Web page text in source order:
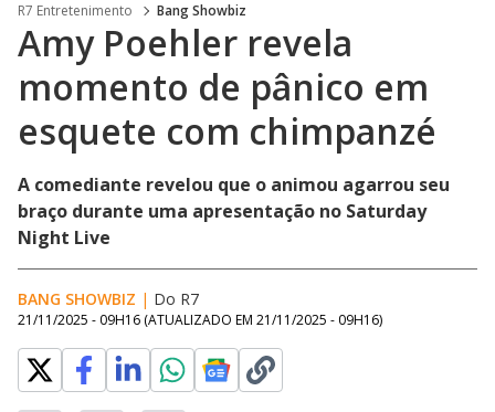
R7 Entretenimento Bang Showbiz
Amy Poehler revela
momento de pânico em
esquete com chimpanzé
A comediante revelou que o animou agarrou seu
braço durante uma apresentação no Saturday
Night Live
BANG SHOWBIZ | Do R7
21/11/2025 - 09H16 (ATUALIZADO EM 21/11/2025 - 09H16)